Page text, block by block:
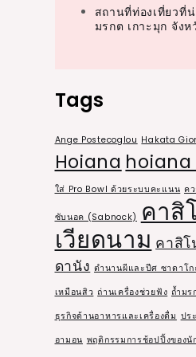
สถานที่ท่องเที่ยวที่
มรกต เกาะมุก จังห
Tags
Ange Postecoglou Hakata
Hoiana
ใส่ Pro Bowl ด้วยระบบคะแนน ค
ซับนอค (Sabnock) คาสิ
เวียดนาม คาสิโ
ดานัง ตำนานผีและปีศ ซาดาโก
เหมือนสิว ถ่านเครื่องช่วยฟัง ถ้ำมร
ธุรกิจด้านอาหารและเครื่องดื่ม ปร
อามอน พฤติกรรมการช้อปปิ้งของ